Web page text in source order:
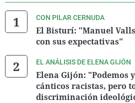
CON PILAR CERNUDA
El Bisturí: "Manuel
con sus expectativas"
EL ANÁLISIS DE ELENA GIJÓN
Elena Gijón: "Podemos
cánticos racistas, pero
discriminación